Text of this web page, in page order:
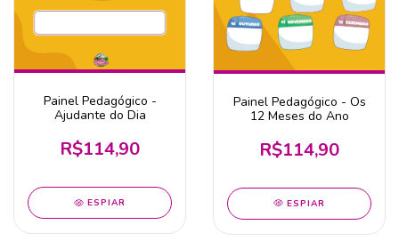
Painel Pedagógico -
Ajudante do Dia
R$114,90
ESPIAR
Painel Pedagógico - Os
12 Meses do Ano
R$114,90
ESPIAR